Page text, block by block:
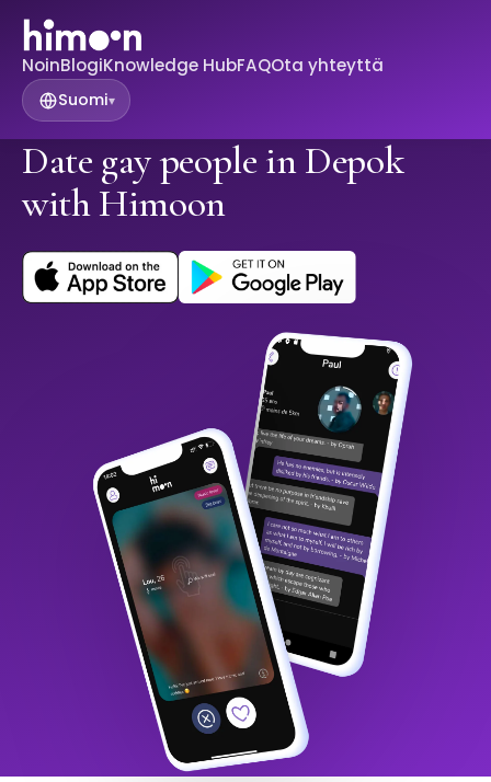
NoinBlogiKnowledge HubFAQOta yhteyttä
Suomi▾
Date gay people in Depok
with Himoon